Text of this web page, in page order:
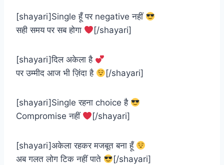
[shayari]Single हूँ पर negative नहीं
सही समय पर सब होगा
[/shayari]
[shayari]दिल अकेला है
पर उम्मीद आज भी ज़िंदा है
[/shayari]
[shayari]Single रहना choice है
Compromise नहीं
[/shayari]
[shayari]अकेला रहकर मजबूत बना हूँ
अब गलत लोग टिक नहीं पाते
[/shayari]